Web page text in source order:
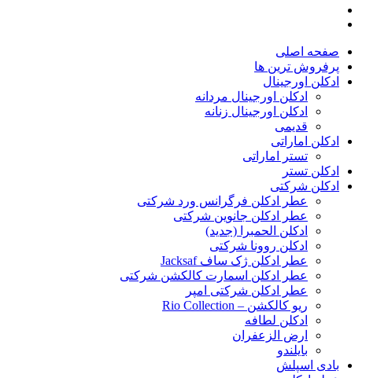
صفحه اصلی
پرفروش ترین ها
ادکلن اورجینال
ادکلن اورجینال مردانه
ادکلن اورجینال زنانه
قدیمی
ادکلن اماراتی
تستر اماراتی
ادکلن تستر
ادکلن شرکتی
عطر ادکلن فرگرانس ورد شرکتی
عطر ادکلن جانوین شرکتی
ادکلن الحمبرا (جدید)
ادکلن روونا شرکتی
عطر ادکلن ژک‌ ساف Jacksaf
عطر ادکلن اسمارت کالکشن شرکتی
عطر ادکلن شرکتی امپر
ریو کالکشن – Rio Collection
ادکلن لطافه
ارض الزعفران
بایلندو
بادی اسپلش